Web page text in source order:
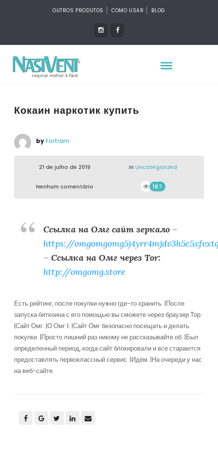
OUTROS PRODUTOS COMO USAR BLOG
Кокаин наркотик купить
byFortram
21 de julho de 2019 in Uncategorized
Nenhum comentário 187
Ссылка на Омг сайт зеркало–
https://
– Ссылка на Омг через Tor:
http://omgomg.store
Есть рейтинг, после покупки нужно где-то хранить. |После
запуска биткоина с его помощью вы сможете через браузер Тор.
|Сайт Омг. |О Омг 1. |Сайт Омг безопасно посещать и делать
покупки. |Просто лишний раз никому не рассказывайте об. |Был
определенный период, когда сайт блокировали и все стараются
предоставлять первоклассный сервис. |Идём. |На очереди у нас
на веб-сайте.